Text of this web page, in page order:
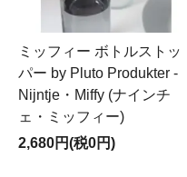
ミッフィー ボトルストッ
パー by Pluto Produkter -
Nijntje・Miffy (ナインチ
ェ・ミッフィー)
2,680円(税0円)